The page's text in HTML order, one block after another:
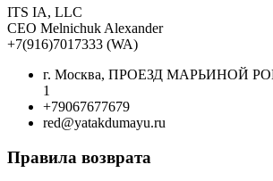
ITS IA, LLC
CEO Melnichuk Alexander
+7(916)7017333 (WA)
г. Москва, ПРОЕЗД МАРЬИНОЙ
1
+79067677679
red@yatakdumayu.ru
Правила возврата